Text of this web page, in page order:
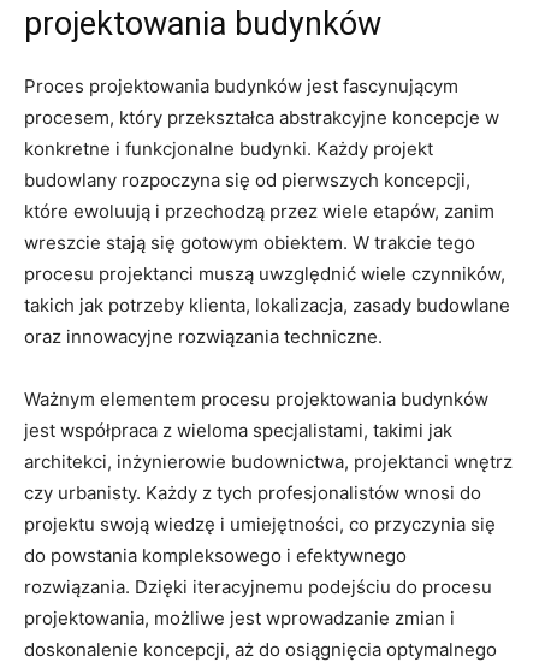
‌projektowania budynków
Proces projektowania budynków jest‍ fascynującym
procesem,⁢ który ⁤przekształca abstrakcyjne koncepcje w
konkretne i funkcjonalne budynki.​ Każdy projekt‍
budowlany rozpoczyna się​ od pierwszych koncepcji,
które​ ewoluują i‌ przechodzą​ przez wiele etapów, zanim
wreszcie stają się‍ gotowym‌ obiektem.‌ W ⁢trakcie tego ​
procesu projektanci ​muszą ‍uwzględnić wiele czynników,
takich ⁣jak potrzeby klienta, lokalizacja, zasady ‌budowlane‌
oraz‌ innowacyjne​ rozwiązania techniczne.
Ważnym elementem procesu projektowania budynków
jest współpraca⁣ z wieloma specjalistami, takimi⁣ jak
architekci, inżynierowie budownictwa, projektanci wnętrz
czy urbanisty. Każdy⁤ z tych profesjonalistów wnosi do
projektu swoją wiedzę i ⁢umiejętności, co ‌przyczynia się
do⁢ powstania kompleksowego i efektywnego⁢
rozwiązania. Dzięki iteracyjnemu podejściu⁢ do procesu
projektowania, ⁢możliwe jest wprowadzanie zmian i
‌doskonalenie ⁤koncepcji, aż do osiągnięcia optymalnego